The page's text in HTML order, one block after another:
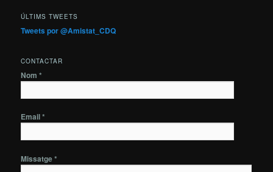
ÚLTIMS TWEETS
Tweets por @Amistat_CDQ
CONTACTAR
Nom *
Email *
Missatge *